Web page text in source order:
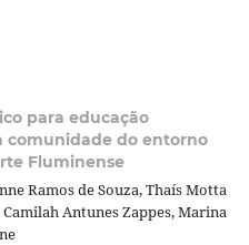
para educação
comunidade do entorno
Fluminense
Ramos de Souza, Thaís Motta
Antunes Zappes, Marina